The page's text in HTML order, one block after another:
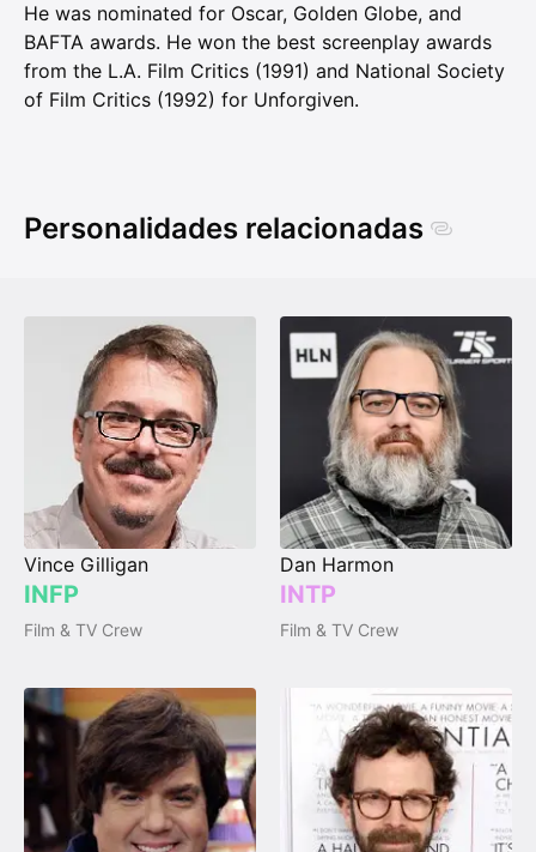
He was nominated for Oscar, Golden Globe, and
BAFTA awards. He won the best screenplay awards
from the L.A. Film Critics (1991) and National Society
of Film Critics (1992) for Unforgiven.
Personalidades relacionadas
Vince Gilligan
INFP
Film & TV Crew
Dan Harmon
INTP
Film & TV Crew